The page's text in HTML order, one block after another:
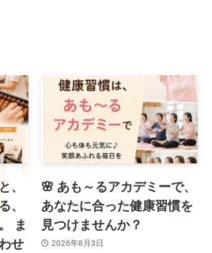
、
、
ま
せ
🌸 あも～るアカデミーで、
あなたに合った健康習慣を
見つけませんか？
2026年8月3日